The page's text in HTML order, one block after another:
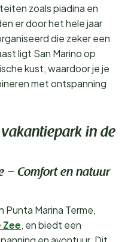
zoals piadina en
er door het hele jaar
die zeker een
ligt San Marino op
kust, waardoor je je
met ontspanning
in de
– Comfort en natuur
Punta Marina Terme,
, en biedt een